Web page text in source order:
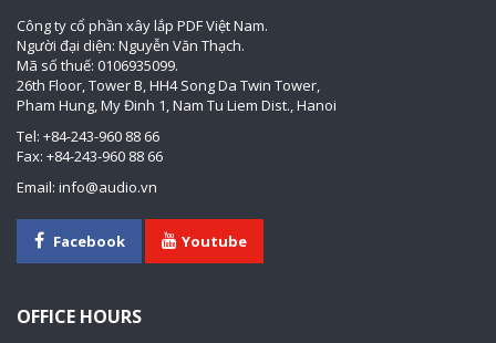
Công ty cổ phần xây lắp PDF Việt Nam.
Người đại diện: Nguyễn Văn Thạch.
Mã số thuế: 0106935099.
26th Floor, Tower B, HH4 Song Da Twin Tower,
Pham Hung, My Đinh 1, Nam Tu Liem Dist., Hanoi
Tel: +84-243-960 88 66
Fax: +84-243-960 88 66
Email: info@audio.vn
Facebook Youtube
OFFICE HOURS